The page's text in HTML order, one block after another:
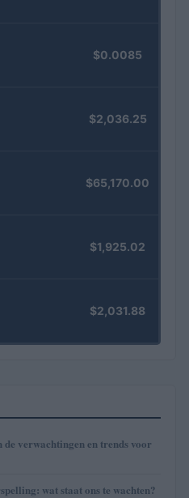
$0.0085
$2,036.25
$65,170.00
$1,925.02
$2,031.88
verwachtingen en trends voor
wat staat ons te wachten?